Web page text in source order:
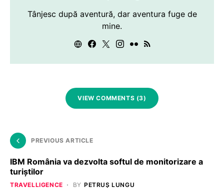
Tânjesc după aventură, dar aventura fuge de
mine.
VIEW COMMENTS (3)
PREVIOUS ARTICLE
IBM România va dezvolta softul de monitorizare a
turiştilor
TRAVELLIGENCE BY PETRUȘ LUNGU